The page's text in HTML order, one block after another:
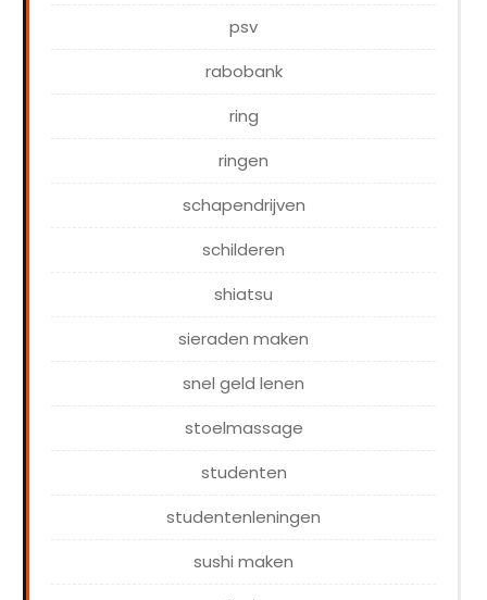
psv
rabobank
ring
ringen
schapendrijven
schilderen
shiatsu
sieraden maken
snel geld lenen
stoelmassage
studenten
studentenleningen
sushi maken